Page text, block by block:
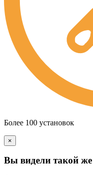
Более 100 установок
×
Вы видели такой же